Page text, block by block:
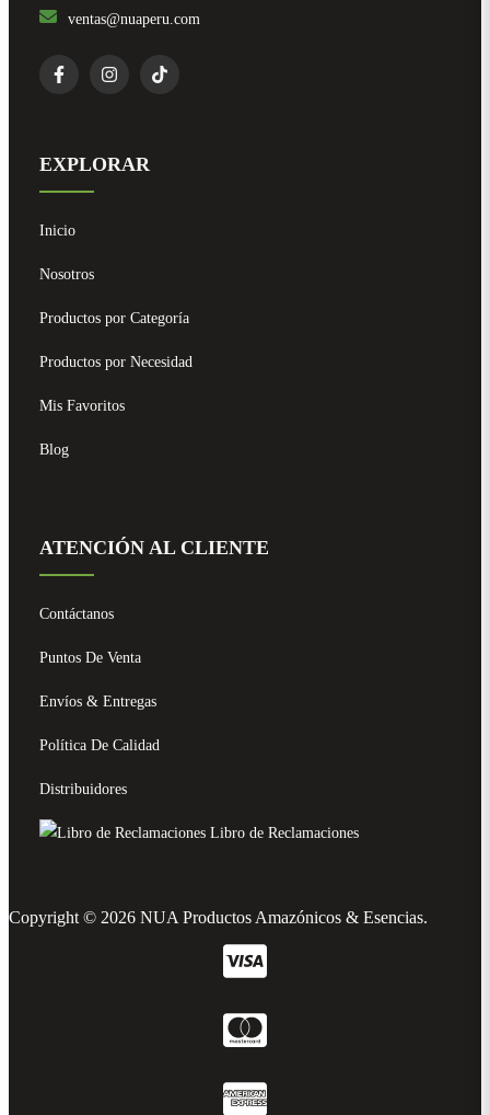
ventas@nuaperu.com
EXPLORAR
Inicio
Nosotros
Productos por Categoría
Productos por Necesidad
Mis Favoritos
Blog
ATENCIÓN AL CLIENTE
Contáctanos
Puntos De Venta
Envíos & Entregas
Política De Calidad
Distribuidores
Libro de Reclamaciones
Copyright © 2026 NUA Productos Amazónicos & Esencias.